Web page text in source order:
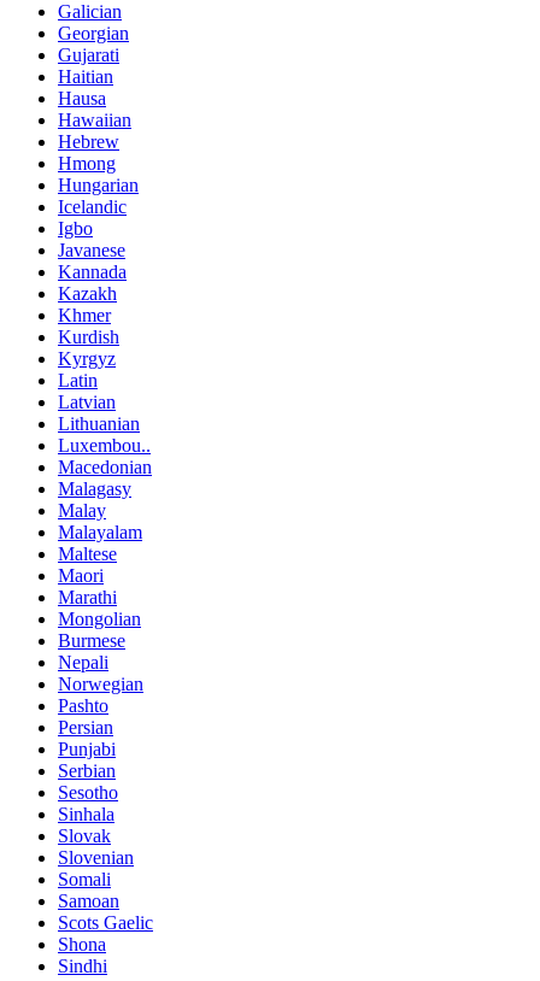
Galician
Georgian
Gujarati
Haitian
Hausa
Hawaiian
Hebrew
Hmong
Hungarian
Icelandic
Igbo
Javanese
Kannada
Kazakh
Khmer
Kurdish
Kyrgyz
Latin
Latvian
Lithuanian
Luxembou..
Macedonian
Malagasy
Malay
Malayalam
Maltese
Maori
Marathi
Mongolian
Burmese
Nepali
Norwegian
Pashto
Persian
Punjabi
Serbian
Sesotho
Sinhala
Slovak
Slovenian
Somali
Samoan
Scots Gaelic
Shona
Sindhi